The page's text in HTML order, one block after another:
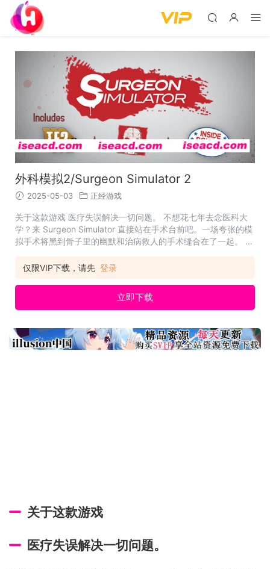
外科模拟2/Surgeon Simulator 2
2025-05-03 正经游戏
关于这款游戏 医疗失误解决一切问题。 不想花七年去念医科大
学？来 Surgeon Simulator 直接站在手术台前吧。一场夸张的模
拟手术将黑到骨子里的幽默和治病救人的手术缝合在了一起。 扮
的病人实行高难度手术，其中包括 TF2 里的机枪手、解剖结构独
仅限VIP下载，请先 登录
立即下载
关于这款游戏
医疗失误解决一切问题。